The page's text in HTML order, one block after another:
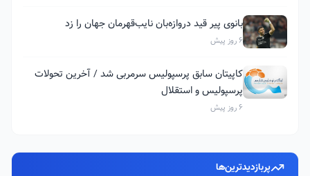
بانوی پیر قید دروازه‌بان نایب‌قهرمان جهان را زد
6 روز پیش
کاپیتان سابق پرسپولیس سرمربی شد / آخرین تحولات
پرسپولیس و استقلال
6 روز پیش
پربازدیدترین‌ها